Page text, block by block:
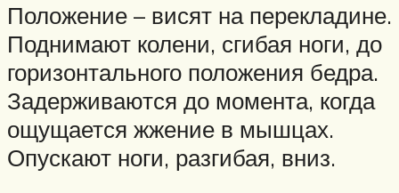
Положение – висят на перекладине.
Поднимают колени, сгибая ноги, до
горизонтального положения бедра.
Задерживаются до момента, когда
ощущается жжение в мышцах.
Опускают ноги, разгибая, вниз.